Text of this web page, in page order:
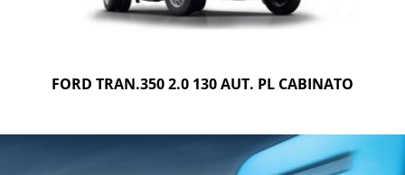
FORD TRAN.350 2.0 130 AUT. PL CABINATO